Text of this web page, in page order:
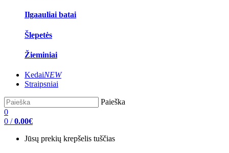
Ilgaauliai batai
Šlepetės
Žieminiai
KedaiNEW
Straipsniai
Paieška
0
0 / 0.00€
Jūsų prekių krepšelis tuščias